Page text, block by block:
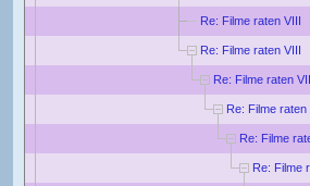
Re: Filme raten VIII
Re: Filme raten VIII
Re: Filme raten
Re: Filme raten
Re: Filme
Re: Filme